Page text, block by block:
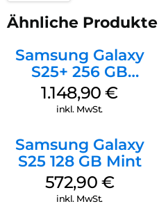
Ähnliche Produkte
Samsung Galaxy
S25+ 256 GB
Icyblue
1.148,90€
inkl. MwSt.
Samsung Galaxy
S25 128 GB Mint
572,90 €
inkl. MwSt.